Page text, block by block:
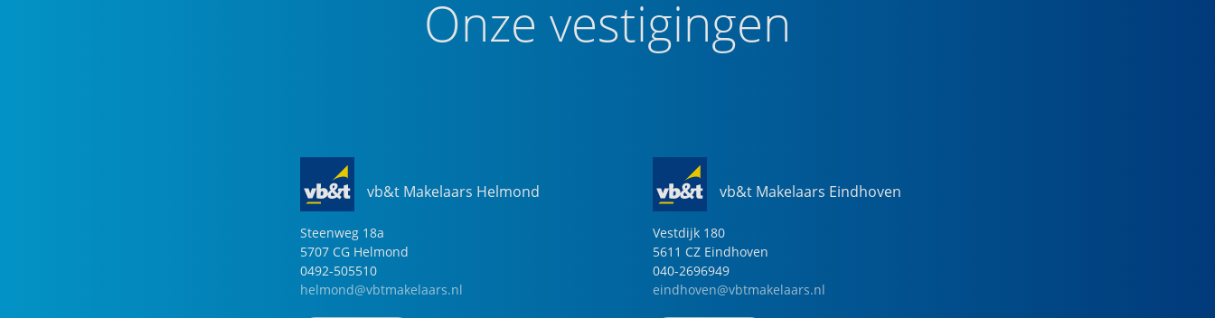
Onze vestigingen
vb&t Makelaars Helmond
Steenweg 18a
5707 CG Helmond
0492-505510
helmond@vbtmakelaars.nl
vb&t Makelaars Eindhoven
Vestdijk 180
5611 CZ Eindhoven
040-2696949
eindhoven@vbtmakelaars.nl